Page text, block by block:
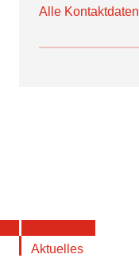
Alle Kontaktdaten
Aktuelles